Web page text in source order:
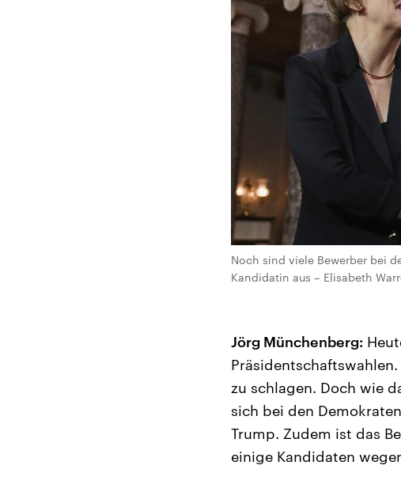
Noch sind viele Bewerber bei
Kandidatin aus – Elisabeth
Jörg Münchenberg:
zu schlagen. Doch wie
sich bei den
Trump. Zudem ist das
einige Kandidaten